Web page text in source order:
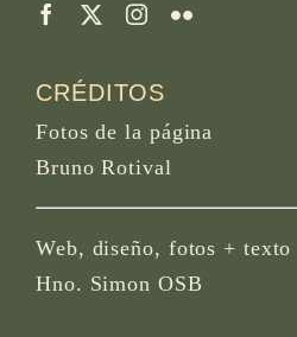
CRÉDITOS
Fotos de la página
Bruno Rotival
Web, diseño, fotos + texto
Hno. Simon OSB